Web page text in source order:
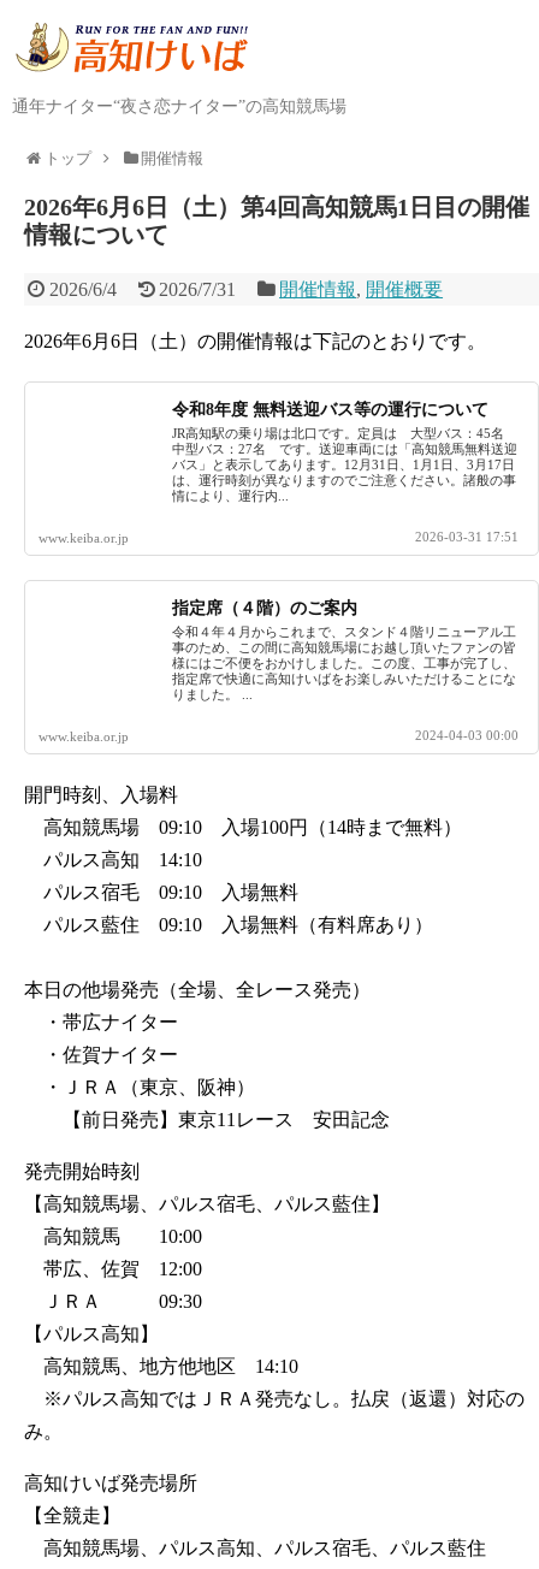
通年ナイター“夜さ恋ナイター”の高知競馬場
トップ 開催情報
2026年6月6日（土）第4回高知競馬1日目の開催
情報について
2026/6/4 2026/7/31 開催情報, 開催概要
2026年6月6日（土）の開催情報は下記のとおりです。
令和8年度 無料送迎バス等の運行について
JR高知駅の乗り場は北口です。定員は 大型バス：45名
中型バス：27名 です。送迎車両には「高知競馬無料送迎
バス」と表示してあります。12月31日、1月1日、3月17日
は、運行時刻が異なりますのでご注意ください。諸般の事
情により、運行内...
www.keiba.or.jp 2026-03-31 17:51
指定席（４階）のご案内
令和４年４月からこれまで、スタンド４階リニューアル工
事のため、この間に高知競馬場にお越し頂いたファンの皆
様にはご不便をおかけしました。この度、工事が完了し、
指定席で快適に高知けいばをお楽しみいただけることにな
りました。 ...
www.keiba.or.jp 2024-04-03 00:00
開門時刻、入場料
高知競馬場 09:10 入場100円（14時まで無料）
パルス高知 14:10
パルス宿毛 09:10 入場無料
パルス藍住 09:10 入場無料（有料席あり）
本日の他場発売（全場、全レース発売）
・帯広ナイター
・佐賀ナイター
・ＪＲＡ（東京、阪神）
【前日発売】東京11レース 安田記念
発売開始時刻
【高知競馬場、パルス宿毛、パルス藍住】
高知競馬 10:00
帯広、佐賀 12:00
ＪＲＡ 09:30
【パルス高知】
高知競馬、地方他地区 14:10
※パルス高知ではＪＲＡ発売なし。払戻（返還）対応の
み。
高知けいば発売場所
【全競走】
高知競馬場、パルス高知、パルス宿毛、パルス藍住